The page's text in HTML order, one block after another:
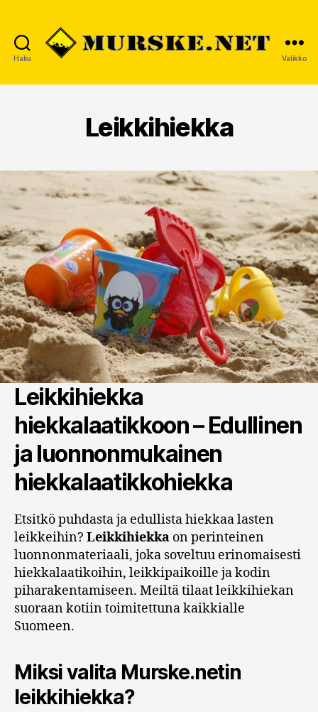
Haku Valikko
Leikkihiekka
Leikkihiekka
hiekkalaatikkoon – Edullinen
ja luonnonmukainen
hiekkalaatikkohiekka
Etsitkö puhdasta ja edullista hiekkaa lasten
leikkeihin? Leikkihiekka on perinteinen
luonnonmateriaali, joka soveltuu erinomaisesti
hiekkalaatikoihin, leikkipaikoille ja kodin
piharakentamiseen. Meiltä tilaat leikkihiekan
suoraan kotiin toimitettuna kaikkialle
Suomeen.
Miksi valita Murske.netin
leikkihiekka?